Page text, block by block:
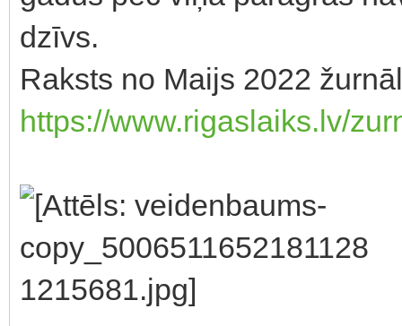
dzīvs.
Raksts no Maijs 2022
https://www.rigaslaiks.lv/